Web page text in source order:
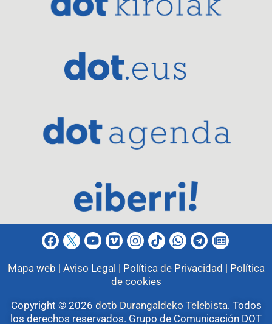
Mapa web | Aviso Legal | Política de Privacidad | Política
de cookies
Copyright © 2026 dotb Durangaldeko Telebista. Todos
los derechos reservados. Grupo de Comunicación DOT